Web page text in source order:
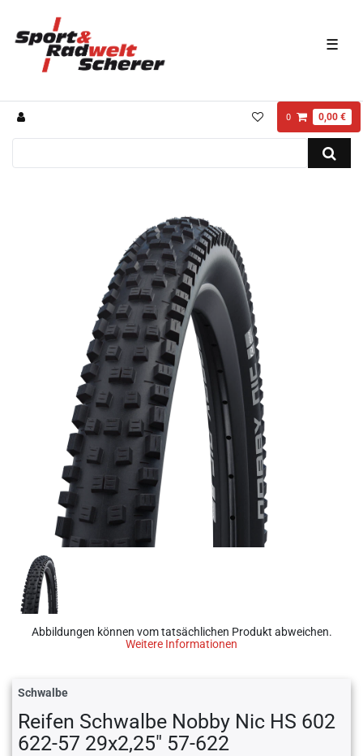
☰
0 0,00 €
Abbildungen können vom tatsächlichen Produkt abweichen.
Weitere Informationen
Schwalbe
Reifen Schwalbe Nobby Nic HS 602
622-57 29x2,25" 57-622